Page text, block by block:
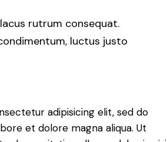
rutrum consequat.
luctus justo
adipisicing elit, sed do
et dolore magna aliqua. Ut